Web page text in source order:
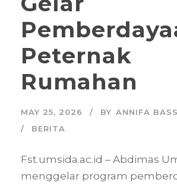
Peternak
Rumahan
MAY 25, 2026 BY ANNIFA
BERITA
Fst.umsida.ac.id – Abdimas
menggelar program